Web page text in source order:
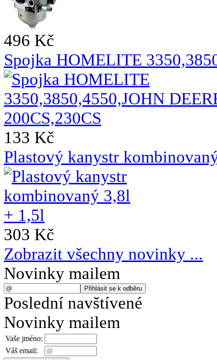
496 Kč
Spojka HOMELITE
133 Kč
Plastový kanystr
303 Kč
Zobrazit všechny novinky ...
Novinky mailem
Poslední navštívené
Novinky mailem
Vaše jméno:
Váš email: